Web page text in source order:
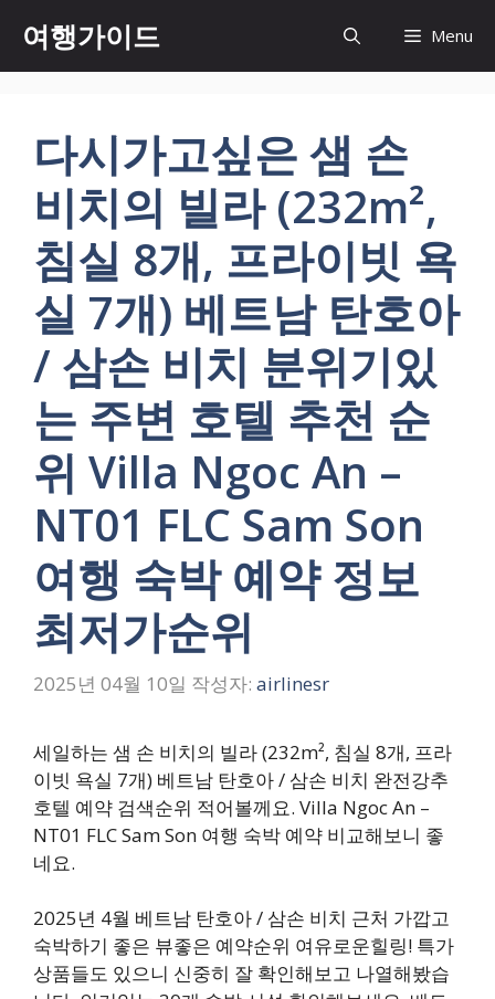
츠
여행가이드 Menu
다시가고싶은 샘 손
비치의 빌라 (232m²,
침실 8개, 프라이빗 욕
실 7개) 베트남 탄호아
/ 삼손 비치 분위기있
는 주변 호텔 추천 순
위 Villa Ngoc An –
NT01 FLC Sam Son
여행 숙박 예약 정보
최저가순위
2025년 04월 10일 작성자: airlinesr
세일하는 샘 손 비치의 빌라 (232m², 침실 8개, 프라
이빗 욕실 7개) 베트남 탄호아 / 삼손 비치 완전강추
호텔 예약 검색순위 적어볼께요. Villa Ngoc An –
NT01 FLC Sam Son 여행 숙박 예약 비교해보니 좋
네요.
2025년 4월 베트남 탄호아 / 삼손 비치 근처 가깝고
숙박하기 좋은 뷰좋은 예약순위 여유로운힐링! 특가
상품들도 있으니 신중히 잘 확인해보고 나열해봤습